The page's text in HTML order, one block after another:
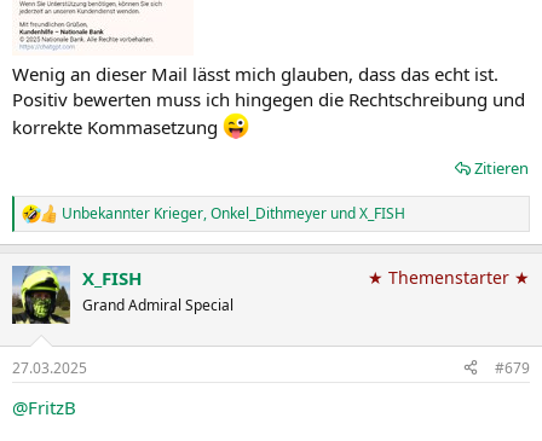
Wenig an dieser Mail lässt mich glauben, dass das echt ist.
Positiv bewerten muss ich hingegen die Rechtschreibung und
korrekte Kommasetzung
Zitieren
R
e
k
t
i
e
:
Unbekannter Krieger,Onkel_Dithmeyer undX_FISH
X_FISH
Grand Admiral Special
★ Themenstarter ★
27.03.2025 #679
@FritzB